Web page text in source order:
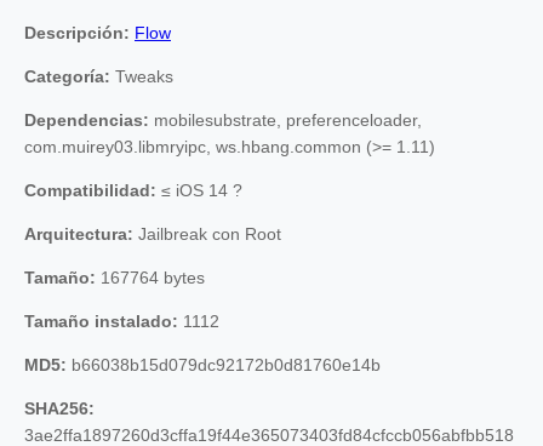
Descripción: Flow
Categoría: Tweaks
Dependencias: mobilesubstrate, preferenceloader,
com.muirey03.libmryipc, ws.hbang.common (>= 1.11)
Compatibilidad: ≤ iOS 14 ?
Arquitectura: Jailbreak con Root
Tamaño: 167764 bytes
Tamaño instalado: 1112
MD5: b66038b15d079dc92172b0d81760e14b
SHA256:
3ae2ffa1897260d3cffa19f44e365073403fd84cfccb056abfbb518